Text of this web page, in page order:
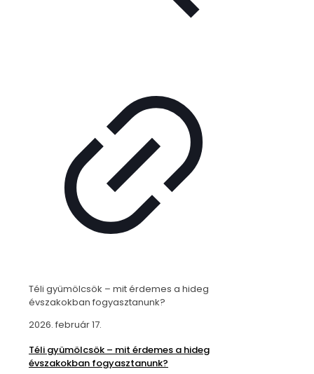
Téli gyümölcsök – mit érdemes a hideg
évszakokban fogyasztanunk?
2026. február 17.
Téli gyümölcsök – mit érdemes a hideg
évszakokban fogyasztanunk?